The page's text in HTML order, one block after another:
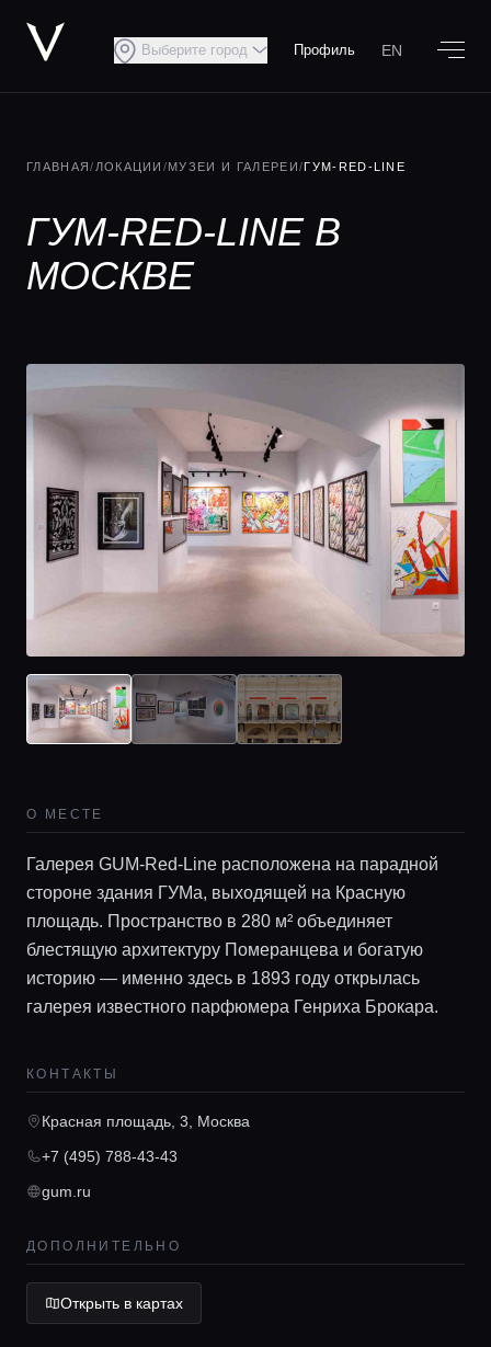
Главная
Локации
Гиды
Консьерж сервис
Выберите город Профиль EN
ГЛАВНАЯ/ ЛОКАЦИИ /МУЗЕИ И ГАЛЕРЕИ/ГУМ-RED-LINE
ГУМ-RED-LINE В
МОСКВЕ
О МЕСТЕ
Галерея GUM-Red-Line расположена на парадной
стороне здания ГУМа, выходящей на Красную
площадь. Пространство в 280 м² объединяет
блестящую архитектуру Померанцева и богатую
историю — именно здесь в 1893 году открылась
галерея известного парфюмера Генриха Брокара.
КОНТАКТЫ
Красная площадь, 3, Москва
+7 (495) 788-43-43
gum.ru
ДОПОЛНИТЕЛЬНО
Открыть в картах